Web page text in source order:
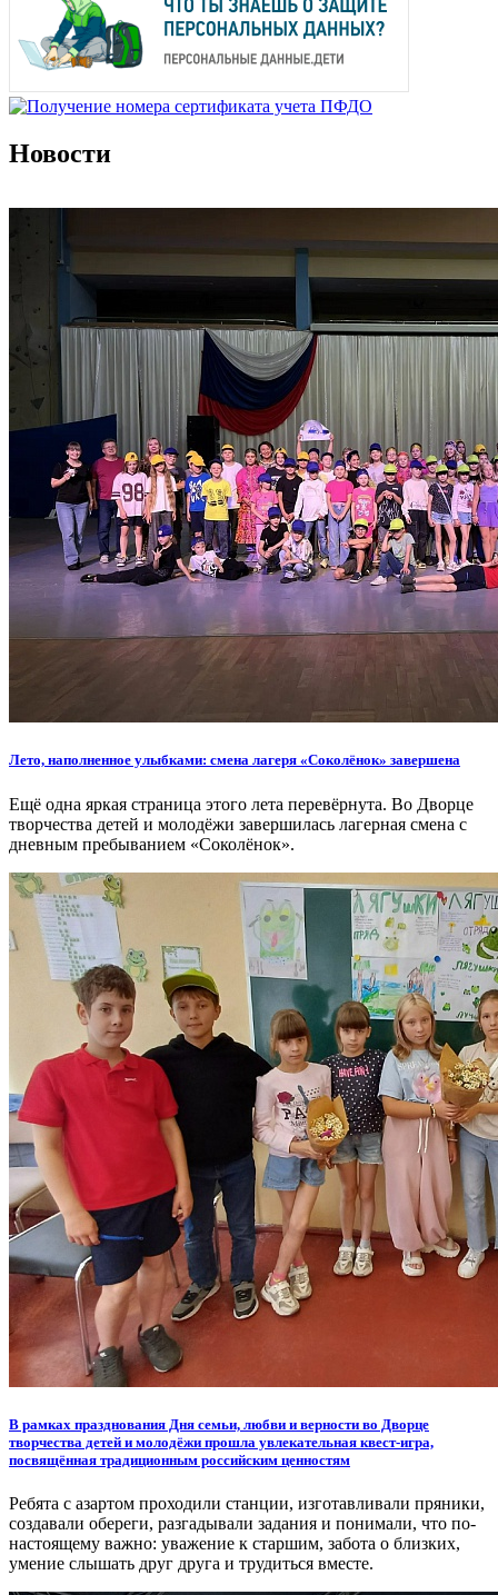
Новости
Лето, наполненное улыбками: смена лагеря «Соколёнок» завершена
Ещё одна яркая страница этого лета перевёрнута. Во Дворце
творчества детей и молодёжи завершилась лагерная смена с
дневным пребыванием «Соколёнок».
В рамках празднования Дня семьи, любви и верности во Дворце
творчества детей и молодёжи прошла увлекательная квест-игра,
посвящённая традиционным российским ценностям
Ребята с азартом проходили станции, изготавливали пряники,
создавали обереги, разгадывали задания и понимали, что по-
настоящему важно: уважение к старшим, забота о близких,
умение слышать друг друга и трудиться вместе.